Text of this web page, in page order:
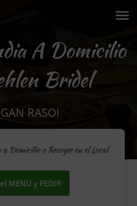
A Domicilio
Bridel
RASOI
Domicilio o Recoger en el Local
MENÚ y PEDIR